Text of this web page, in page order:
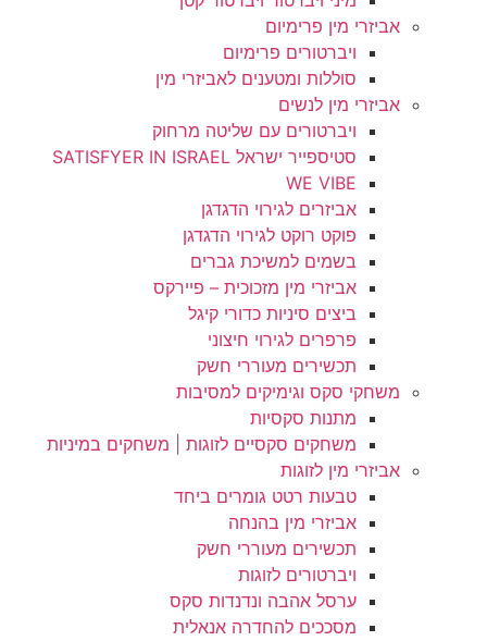
אביזרי מין פרימיום
ויברטורים פרימיום
סוללות ומטענים לאביזרי מין
אביזרי מין לנשים
ויברטורים עם שליטה מרחוק
סטיספייר ישראל SATISFYER IN ISRAEL
WE VIBE
אביזרים לגירוי הדגדגן
פוקט רוקט לגירוי הדגדגן
בשמים למשיכת גברים
אביזרי מין מזכוכית – פיירקס
ביצים סיניות כדורי קיגל
פרפרים לגירוי חיצוני
תכשירים מעוררי חשק
משחקי סקס וגימיקים למסיבות
מתנות סקסיות
משחקים סקסיים לזוגות | משחקים במיניות
אביזרי מין לזוגות
טבעות רטט גומרים ביחד
אביזרי מין בהנחה
תכשירים מעוררי חשק
ויברטורים לזוגות
ערסל אהבה ונדנדות סקס
מסככים להחדרה אנאלית